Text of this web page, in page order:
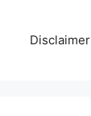
Disclaimer